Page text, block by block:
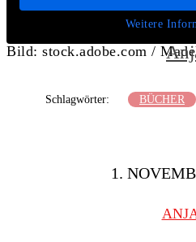
Weitere
Bild: stock.adobe.com /
Schlagwörter: BÜCHER
1.